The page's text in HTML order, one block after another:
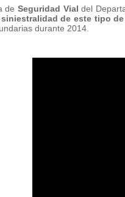
de Seguridad Vialdel
de este tipo
durante 2014.